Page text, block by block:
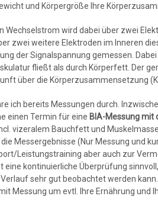
und Körpergröße Ihre
Wechselstrom wird dabei über zwei
zwei weitere Elektroden im Inneren
der Signalspannung gemessen.
fließt als durch Körperfett. Der
über die Körperzusammensetzung
ich bereits Messungen durch.
einen Termin für eine BIA-Messung mit
vizeralem Bauchfett und
Messergebnisse (Nur Messung und
Leistungstraining aber auch zur
eine kontinuierliche Überprüfung
sehr gut beobachtet werden
Messung um evtl. Ihre Ernährung und